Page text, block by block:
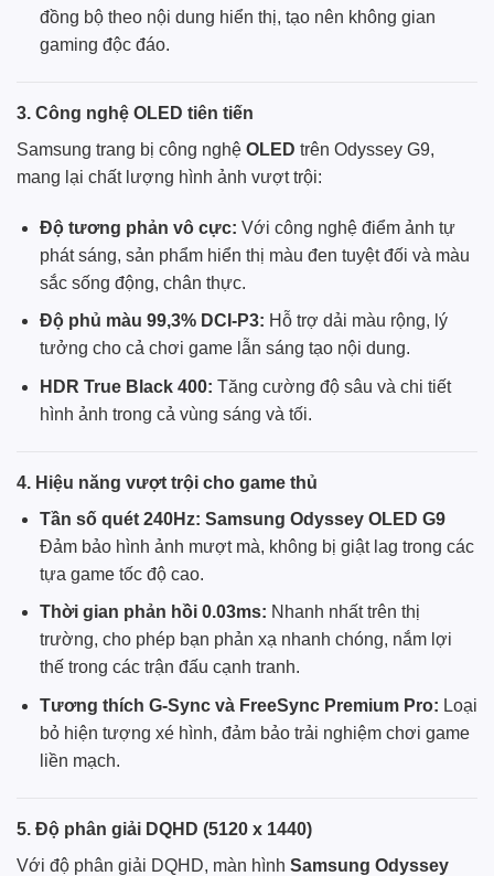
đồng bộ theo nội dung hiển thị, tạo nên không gian
gaming độc đáo.
3. Công nghệ OLED tiên tiến
Samsung trang bị công nghệ OLED trên Odyssey G9,
mang lại chất lượng hình ảnh vượt trội:
Độ tương phản vô cực: Với công nghệ điểm ảnh tự
phát sáng, sản phẩm hiển thị màu đen tuyệt đối và màu
sắc sống động, chân thực.
Độ phủ màu 99,3% DCI-P3: Hỗ trợ dải màu rộng, lý
tưởng cho cả chơi game lẫn sáng tạo nội dung.
HDR True Black 400: Tăng cường độ sâu và chi tiết
hình ảnh trong cả vùng sáng và tối.
4. Hiệu năng vượt trội cho game thủ
Tần số quét 240Hz: Samsung Odyssey OLED G9
Đảm bảo hình ảnh mượt mà, không bị giật lag trong các
tựa game tốc độ cao.
Thời gian phản hồi 0.03ms: Nhanh nhất trên thị
trường, cho phép bạn phản xạ nhanh chóng, nắm lợi
thế trong các trận đấu cạnh tranh.
Tương thích G-Sync và FreeSync Premium Pro: Loại
bỏ hiện tượng xé hình, đảm bảo trải nghiệm chơi game
liền mạch.
5. Độ phân giải DQHD (5120 x 1440)
Với độ phân giải DQHD, màn hình Samsung Odyssey